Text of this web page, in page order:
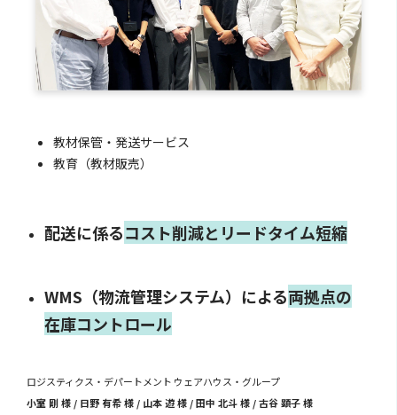
教材保管・発送サービス
教育（教材販売）
配送に係るコスト削減とリードタイム短縮
WMS（物流管理システム）による両拠点の
在庫コントロール
ロジスティクス・デパートメント ウェアハウス・グループ
小室 剛 様 / 日野 有希 様 / 山本 遊 様 / 田中 北斗 様 / 古谷 顕子 様